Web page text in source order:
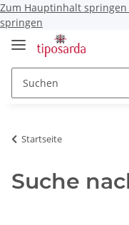
Zum Hauptinhalt springen
springen
Startseite
Suche